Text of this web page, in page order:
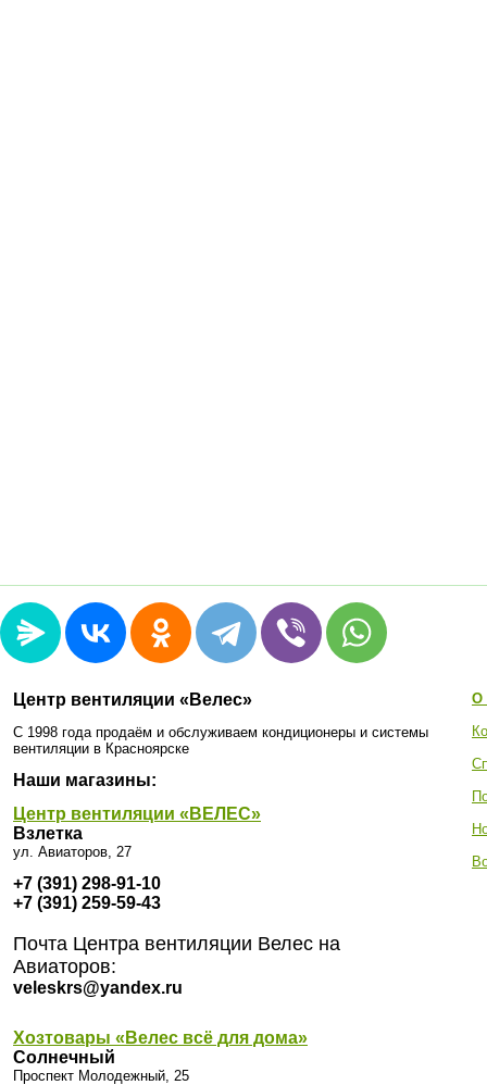
Центр вентиляции «Велес»
С 1998 года продаём и обслуживаем кондиционеры и системы
вентиляции в Красноярске
Наши магазины:
Центр вентиляции «ВЕЛЕС»
Взлетка
ул. Авиаторов, 27
+7 (391) 298-91-10
+7 (391) 259-59-43
Почта Центра вентиляции Велес на
Авиаторов:
veleskrs@yandex.ru
Хозтовары «Велес всё для дома»
Солнечный
Проспект Молодежный, 25
О